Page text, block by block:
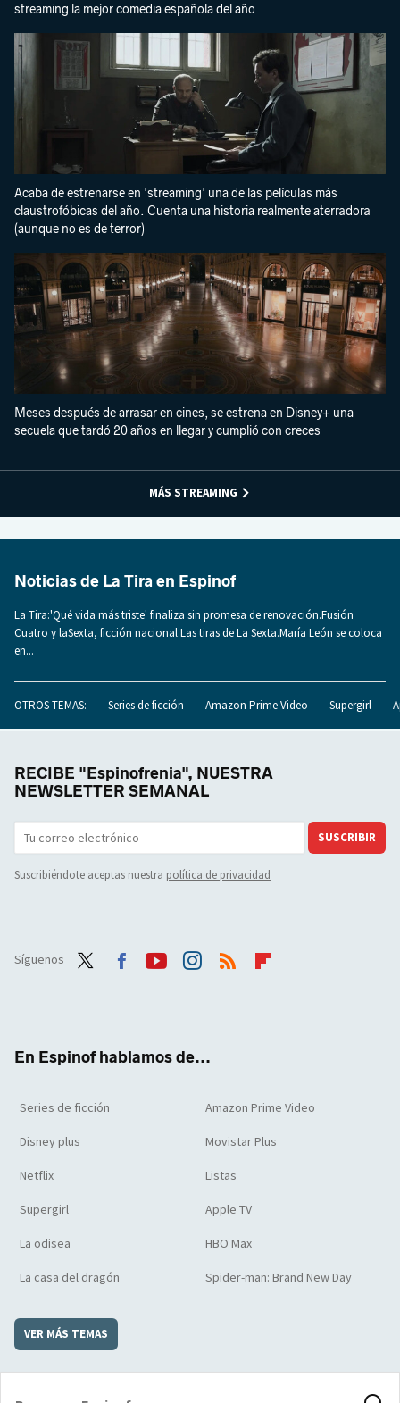
streaming la mejor comedia española del año
Acaba de estrenarse en 'streaming' una de las películas más
claustrofóbicas del año. Cuenta una historia realmente aterradora
(aunque no es de terror)
Meses después de arrasar en cines, se estrena en Disney+ una
secuela que tardó 20 años en llegar y cumplió con creces
MÁS STREAMING
Noticias de La Tira en Espinof
La Tira:'Qué vida más triste' finaliza sin promesa de renovación.Fusión
Cuatro y laSexta, ficción nacional.Las tiras de La Sexta.María León se coloca
en...
OTROS TEMAS: Series de ficción Amazon Prime Video Supergirl
RECIBE "Espinofrenia", NUESTRA
NEWSLETTER SEMANAL
SUSCRIBIR
Suscribiéndote aceptas nuestra política de privacidad
Síguenos
En Espinof hablamos de...
Series de ficción Amazon Prime Video
Disney plus Movistar Plus
Netflix Listas
Supergirl Apple TV
La odisea HBO Max
La casa del dragón Spider-man: Brand New Day
VER MÁS TEMAS